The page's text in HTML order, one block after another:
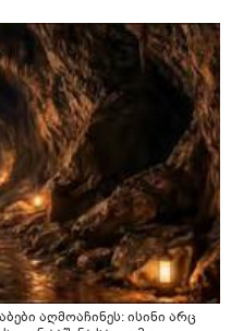
აღმოაჩინეს: ისინი არც